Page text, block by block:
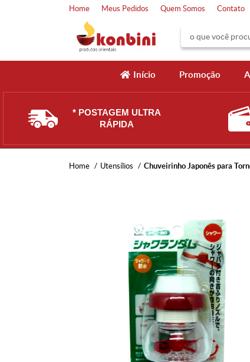
Home Meus Pedidos Quem Somos Contato
Início Promoção
* POSTAGEM ULTRA
RÁPIDA
Home Utensílios Chuveirinho Japonês para